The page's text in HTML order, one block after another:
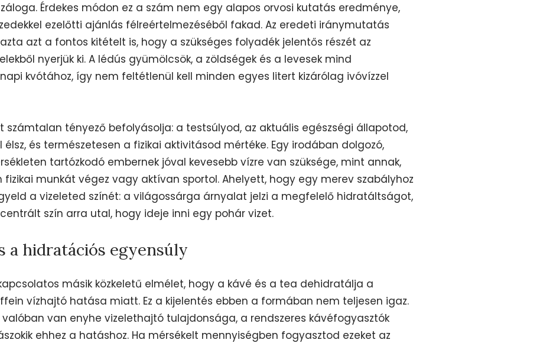
Érdekes módon ez a szám nem egy alapos orvosi kutatás eredménye,
ezelőtti ajánlás félreértelmezéséből fakad. Az eredeti iránymutatás
azt a fontos kitételt is, hogy a szükséges folyadék jelentős részét az
nyerjük ki. A lédús gyümölcsök, a zöldségek és a levesek mind
kvótához, így nem feltétlenül kell minden egyes litert kizárólag ivóvízzel
számtalan tényező befolyásolja: a testsúlyod, az aktuális egészségi állapotod,
és természetesen a fizikai aktivitásod mértéke. Egy irodában dolgozó,
tartózkodó embernek jóval kevesebb vízre van szüksége, mint annak,
fizikai munkát végez vagy aktívan sportol. Ahelyett, hogy egy merev szabályhoz
a vizeleted színét: a világossárga árnyalat jelzi a megfelelő hidratáltságot,
szín arra utal, hogy ideje inni egy pohár vizet.
a hidratációs egyensúly
másik közkeletű elmélet, hogy a kávé és a tea dehidratálja a
vízhajtó hatása miatt. Ez a kijelentés ebben a formában nem teljesen igaz.
valóban van enyhe vizelethajtó tulajdonsága, a rendszeres kávéfogyasztók
ehhez a hatáshoz. Ha mérsékelt mennyiségben fogyasztod ezeket az